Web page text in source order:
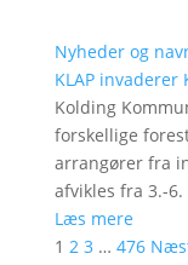
Nyheder og
KLAP invaderer
Kolding
forskellige
arrangører fra
afvikles fra 3.-
Læs mere
1 2 3 … 476